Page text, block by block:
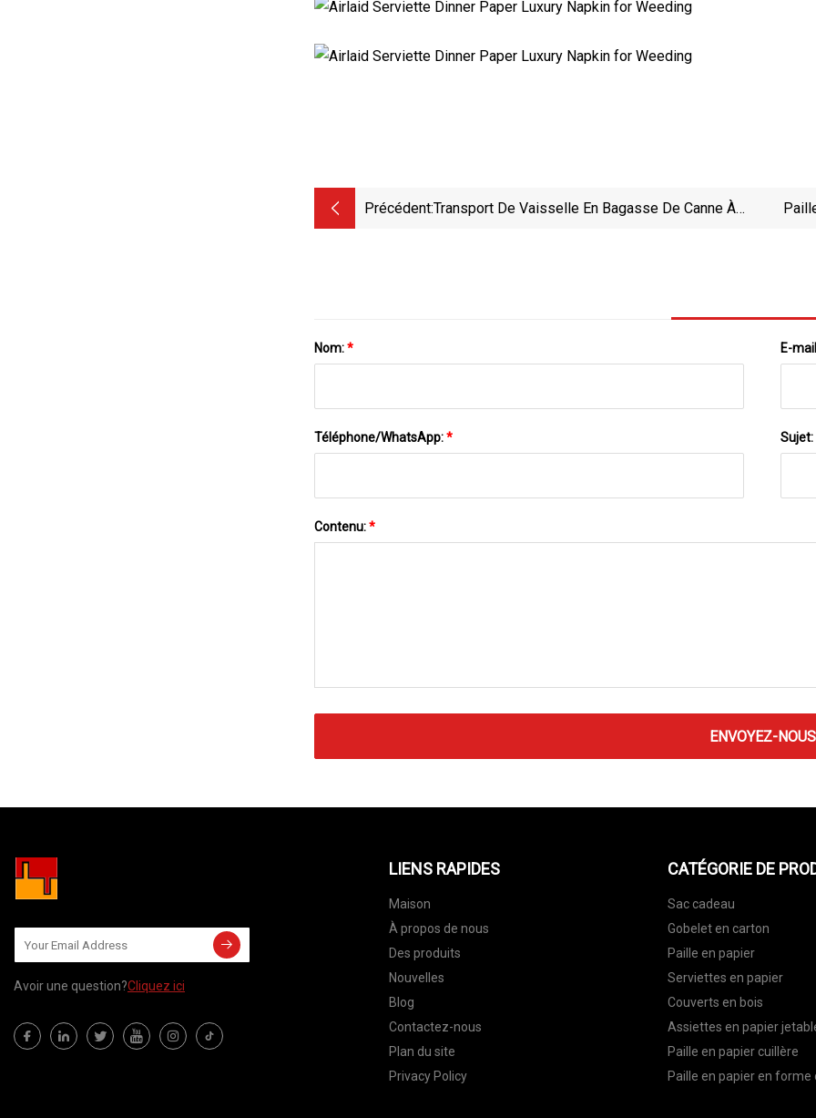
Précédent:Transport De Vaisselle En Bagasse De Canne À
Nom:* E-
Téléphone/WhatsApp:* Sujet:
Contenu:*
ENVOYEZ-NOUS
Avoir une question?Cliquez ici
LIENS RAPIDES
Maison
À propos de nous
Des produits
Nouvelles
Blog
Contactez-nous
Plan du site
Privacy Policy
CATÉGORIE DE
Sac cadeau
Gobelet en carton
Paille en papier
Serviettes en papier
Couverts en bois
Assiettes en papier
Paille en papier cuillère
Paille en papier en forme